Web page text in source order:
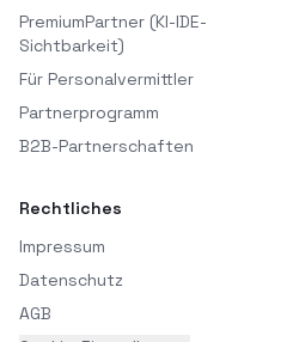
PremiumPartner (KI-IDE-
Sichtbarkeit)
Für Personalvermittler
Partnerprogramm
B2B-Partnerschaften
Rechtliches
Impressum
Datenschutz
AGB